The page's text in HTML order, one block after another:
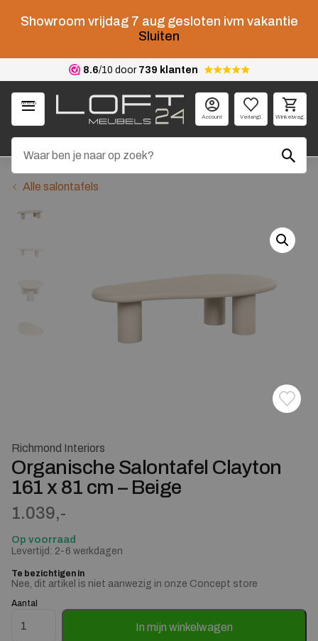
Showroom vrijdag 7 aug gesloten ivm vakantie
Sluiten
8.6/10 door 739 klanten
Menu
Account Verlangl. Winkelwag.
Alle salontafels
Richmond Interiors
Organische Salontafel Clayton
161 x 81 cm – Beige
1.039,-
Op voorraad
Levertijd: 2-6 werkdagen
Te bezichtigen in
Nee, dit artikel is niet aanwezig in onze Concept store
Aantal
Organische Salontafel Clayton 161 x 81 cm - Beige aantal
In mijn winkelwagen